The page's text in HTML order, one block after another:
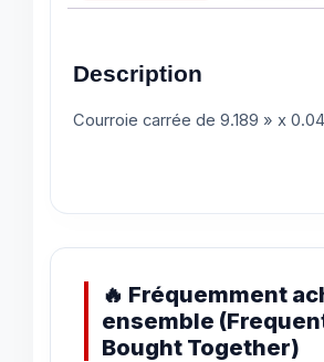
Description
Courroie carrée de 9.189 » x
🔥 Fréquemment
ensemble
Bought Together)